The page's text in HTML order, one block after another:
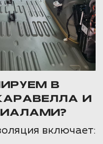
В
И
включает: